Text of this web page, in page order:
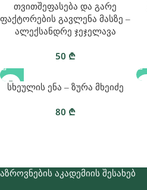
Თვითშეფასება Და Გარე
Ფაქტორების Გავლენა Მასზე –
Ალექსანდრე Ჯეჯელავა
50 ₾
Სხეულის Ენა – Ზურა Მხეიძე
80 ₾
ᲐᲖᲠᲝᲕᲜᲔᲑᲘᲡ ᲐᲙᲐᲓᲔᲛᲘᲘᲡ ᲨᲔᲡᲐᲮᲔᲑ